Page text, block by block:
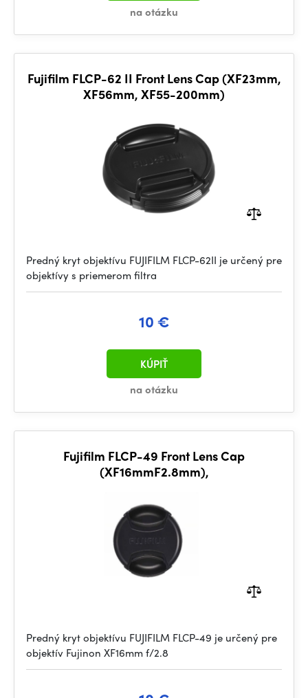
na otázku
Fujifilm FLCP-62 II Front Lens Cap (XF23mm,
XF56mm, XF55-200mm)
Predný kryt objektívu FUJIFILM FLCP-62II je určený pre
objektívy s priemerom filtra
10 €
na otázku
KÚPIŤ
Fujifilm FLCP-49 Front Lens Cap
(XF16mmF2.8mm),
Predný kryt objektívu FUJIFILM FLCP-49 je určený pre
objektív Fujinon XF16mm f/2.8